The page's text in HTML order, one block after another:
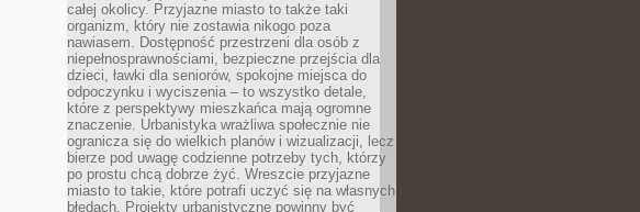
całej okolicy. Przyjazne miasto to także taki
organizm, który nie zostawia nikogo poza
nawiasem. Dostępność przestrzeni dla osób z
niepełnosprawnościami, bezpieczne przejścia dla
dzieci, ławki dla seniorów, spokojne miejsca do
odpoczynku i wyciszenia – to wszystko detale,
które z perspektywy mieszkańca mają ogromne
znaczenie. Urbanistyka wrażliwa społecznie nie
ogranicza się do wielkich planów i wizualizacji, lecz
bierze pod uwagę codzienne potrzeby tych, którzy
po prostu chcą dobrze żyć. Wreszcie przyjazne
miasto to takie, które potrafi uczyć się na własnych
błędach. Projekty urbanistyczne powinny być